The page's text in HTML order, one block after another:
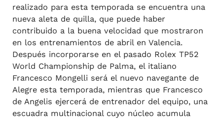
realizado para esta temporada se encuentra una
nueva aleta de quilla, que puede haber
contribuido a la buena velocidad que mostraron
en los entrenamientos de abril en Valencia.
Después incorporarse en el pasado Rolex TP52
World Championship de Palma, el italiano
Francesco Mongelli será el nuevo navegante de
Alegre esta temporada, mientras que Francesco
de Angelis ejercerá de entrenador del equipo, una
escuadra multinacional cuyo núcleo acumula